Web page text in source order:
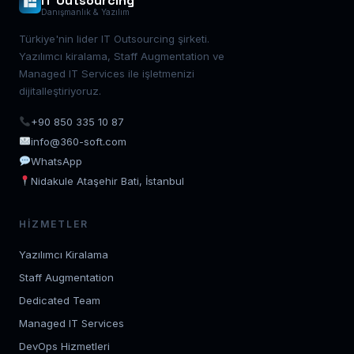
Danışmanlık & Yazılım
Türkiye'nin lider IT Outsourcing şirketi.
Yazılımcı kiralama, Staff Augmentation ve
Managed IT Services ile işletmenizi
dijitalleştiriyoruz.
+90 850 335 10 87
info@360-soft.com
WhatsApp
Nidakule Ataşehir Bati, İstanbul
HIZMETLER
Yazılımcı Kiralama
Staff Augmentation
Dedicated Team
Managed IT Services
DevOps Hizmetleri